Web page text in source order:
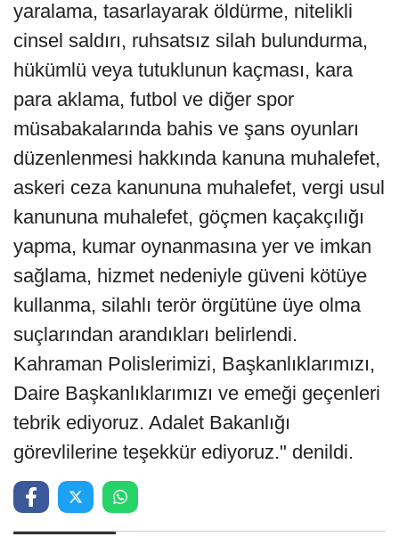
yaralama, tasarlayarak öldürme, nitelikli
cinsel saldırı, ruhsatsız silah bulundurma,
hükümlü veya tutuklunun kaçması, kara
para aklama, futbol ve diğer spor
müsabakalarında bahis ve şans oyunları
düzenlenmesi hakkında kanuna muhalefet,
askeri ceza kanununa muhalefet, vergi usul
kanununa muhalefet, göçmen kaçakçılığı
yapma, kumar oynanmasına yer ve imkan
sağlama, hizmet nedeniyle güveni kötüye
kullanma, silahlı terör örgütüne üye olma
suçlarından arandıkları belirlendi.
Kahraman Polislerimizi, Başkanlıklarımızı,
Daire Başkanlıklarımızı ve emeği geçenleri
tebrik ediyoruz. Adalet Bakanlığı
görevlilerine teşekkür ediyoruz." denildi.